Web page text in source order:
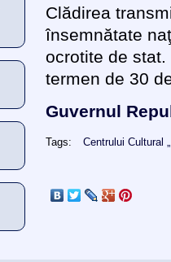
Clădirea
însemnătate
ocrotite de
termen de 30
Guvernul
Tags: Centrului Cultural